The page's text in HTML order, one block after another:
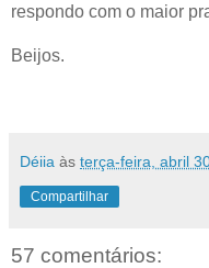
respondo com o maior
Beijos.
Déiia às terça-feira, abril
Compartilhar
57 comentários: